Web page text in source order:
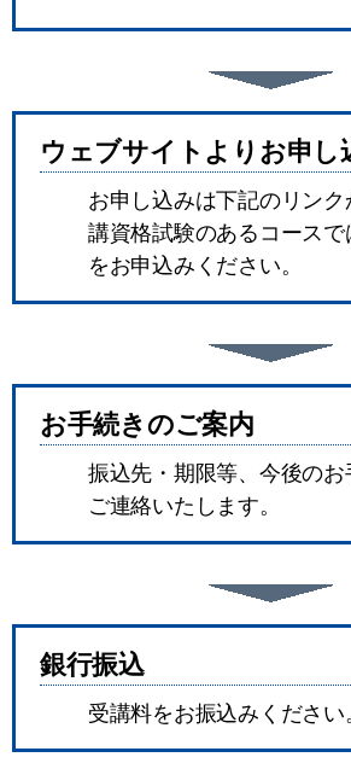
ウェブサイトよりお申し
お申し込みは下記のリン
講資格試験のあるコースで
をお申込みください。
お手続きのご案内
振込先・期限等、今後のお
ご連絡いたします。
銀行振込
受講料をお振込みください